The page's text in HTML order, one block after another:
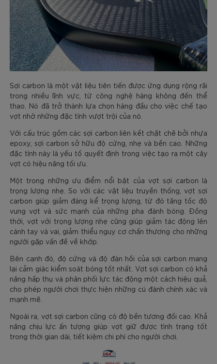
Sợi carbon là một vật liệu tiên tiến được ứng dụng rộng rãi
trong nhiều lĩnh vực, từ công nghệ hàng không đến thể
thao. Nó đã trở thành lựa chọn hàng đầu cho việc chế tạo
vợt nhờ những đặc tính vượt trội của nó.
Với cấu trúc gồm các sợi carbon liên kết chặt chẽ bởi nhựa
epoxy, sợi carbon sở hữu độ cứng, nhẹ và bền cao. Những
đặc tính này là yếu tố quyết định trong việc tạo ra một cây
vợt có hiệu năng tối ưu.
Một trong những ưu điểm nổi bật của vợt sợi carbon là
trọng lượng nhẹ. So với các vật liệu truyền thống, vợt sợi
carbon giúp giảm đáng kể trọng lượng, từ đó tăng tốc độ
vung vợt và sức mạnh của những pha đánh bóng. Đồng
thời, vợt với trọng lượng nhẹ cũng giúp giảm tác động lên
cánh tay và vai, giảm thiểu nguy cơ chấn thương cho những
người gặp vấn đề về khớp.
Bên cạnh đó, độ cứng và độ đàn hồi của sợi carbon mang
lại cảm giác kiểm soát bóng tốt nhất. Vợt sợi carbon có khả
năng hấp thụ và phân phối lực tác động một cách hiệu quả,
cho phép người chơi thực hiện những cú đánh chính xác và
mạnh mẽ.
Ngoài ra, vợt sợi carbon cũng có độ bền tương đối cao. Khả
năng chịu lực ấn tượng giúp vợt giữ được tình trạng tốt
trong thời gian dài, tiết kiệm chi phí cho người chơi.